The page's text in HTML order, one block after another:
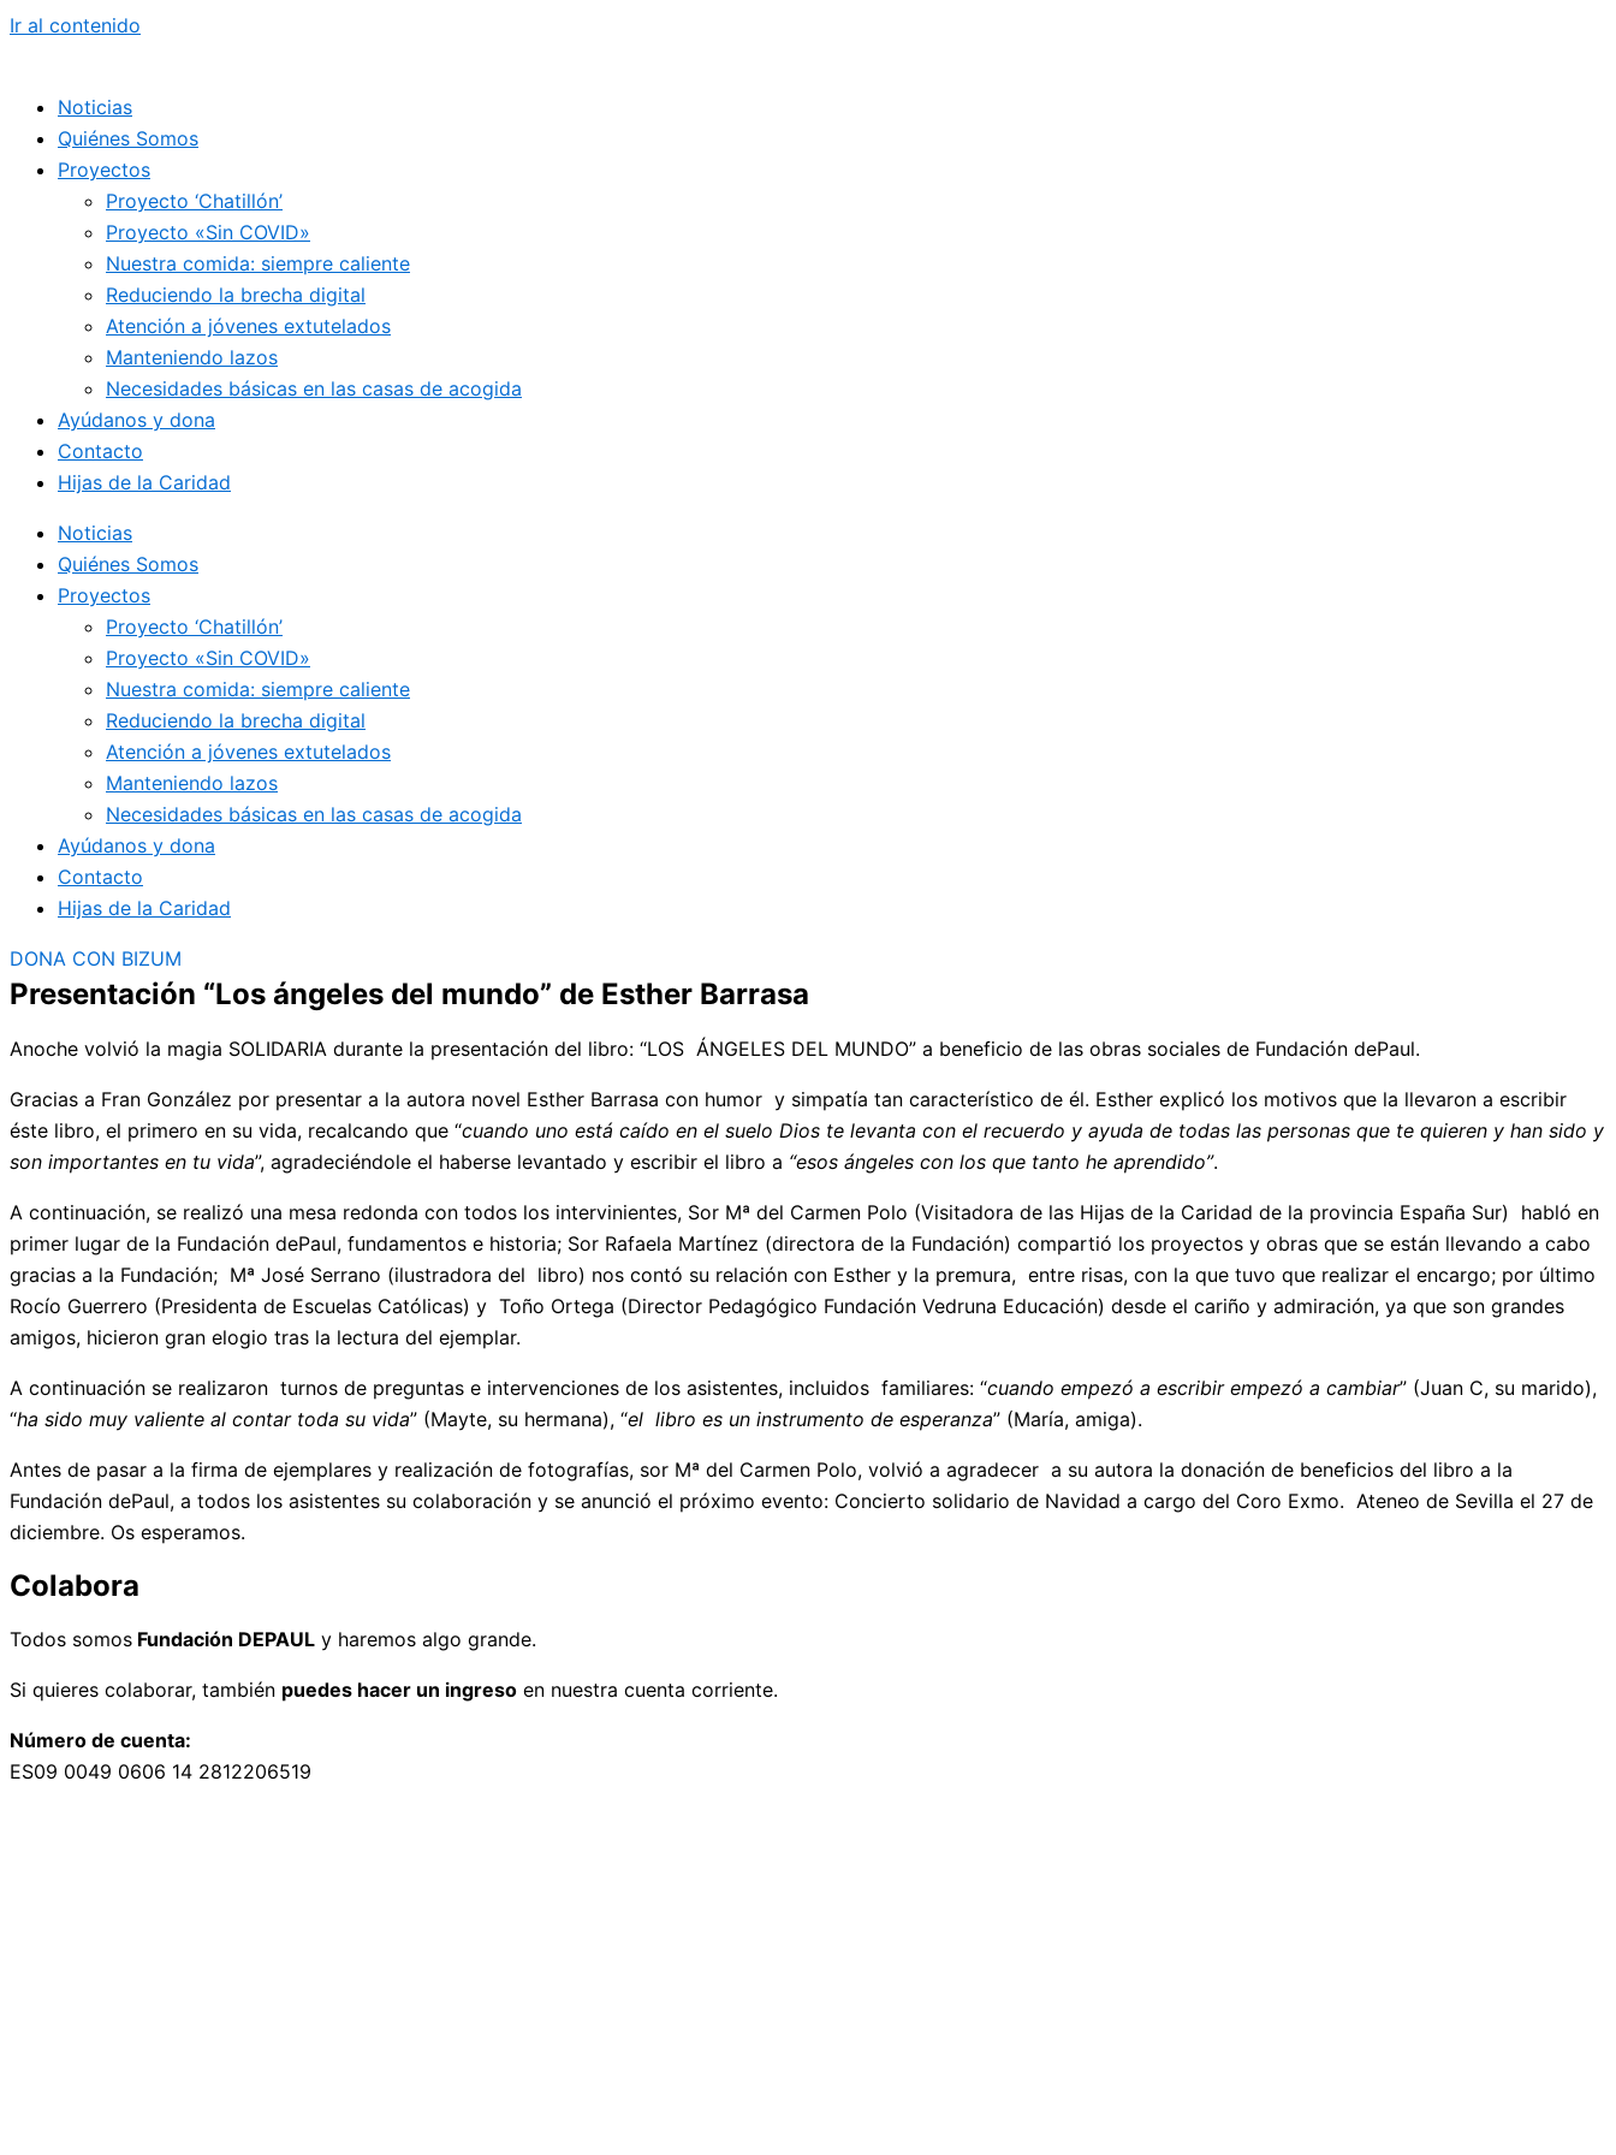
Ir al contenido
Noticias
Quiénes Somos
Proyectos
Proyecto ‘Chatillón’
Proyecto «Sin COVID»
Nuestra comida: siempre caliente
Reduciendo la brecha digital
Atención a jóvenes extutelados
Manteniendo lazos
Necesidades básicas en las casas de acogida
Ayúdanos y dona
Contacto
Hijas de la Caridad
Noticias
Quiénes Somos
Proyectos
Proyecto ‘Chatillón’
Proyecto «Sin COVID»
Nuestra comida: siempre caliente
Reduciendo la brecha digital
Atención a jóvenes extutelados
Manteniendo lazos
Necesidades básicas en las casas de acogida
Ayúdanos y dona
Contacto
Hijas de la Caridad
DONA CON BIZUM
Presentación “Los ángeles del mundo” de Esther Barrasa
Anoche volvió la magia SOLIDARIA durante la presentación del libro: “LOS ÁNGELES DEL MUNDO” a beneficio de las obras sociales de Fundación dePaul.
Gracias a Fran González por presentar a la autora novel Esther Barrasa con humor y simpatía tan característico de él. Esther explicó los motivos que la llevaron a escribir
éste libro, el primero en su vida, recalcando que “cuando uno está caído en el suelo Dios te levanta con el recuerdo y ayuda de todas las personas que te quieren y han sido y
son importantes en tu vida”, agradeciéndole el haberse levantado y escribir el libro a “esos ángeles con los que tanto he aprendido”.
A continuación, se realizó una mesa redonda con todos los intervinientes, Sor Mª del Carmen Polo (Visitadora de las Hijas de la Caridad de la provincia España Sur) habló en
primer lugar de la Fundación dePaul, fundamentos e historia; Sor Rafaela Martínez (directora de la Fundación) compartió los proyectos y obras que se están llevando a cabo
gracias a la Fundación; Mª José Serrano (ilustradora del libro) nos contó su relación con Esther y la premura, entre risas, con la que tuvo que realizar el encargo; por último
Rocío Guerrero (Presidenta de Escuelas Católicas) y Toño Ortega (Director Pedagógico Fundación Vedruna Educación) desde el cariño y admiración, ya que son grandes
amigos, hicieron gran elogio tras la lectura del ejemplar.
A continuación se realizaron turnos de preguntas e intervenciones de los asistentes, incluidos familiares: “cuando empezó a escribir empezó a cambiar” (Juan C, su marido),
“ha sido muy valiente al contar toda su vida” (Mayte, su hermana), “el libro es un instrumento de esperanza” (María, amiga).
Antes de pasar a la firma de ejemplares y realización de fotografías, sor Mª del Carmen Polo, volvió a agradecer a su autora la donación de beneficios del libro a la
Fundación dePaul, a todos los asistentes su colaboración y se anunció el próximo evento: Concierto solidario de Navidad a cargo del Coro Exmo. Ateneo de Sevilla el 27 de
diciembre. Os esperamos.
Colabora
Todos somos Fundación DEPAUL y haremos algo grande.
Si quieres colaborar, también puedes hacer un ingreso en nuestra cuenta corriente.
Número de cuenta:
ES09 0049 0606 14 2812206519